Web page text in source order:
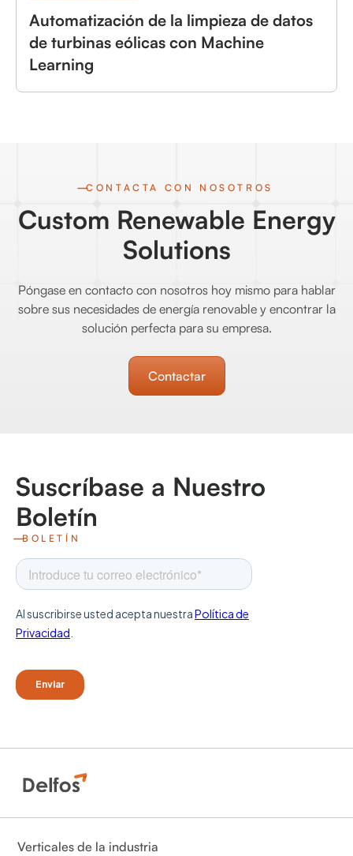
Automatización de la limpieza de datos
de turbinas eólicas con Machine
Learning
CONTACTA CON NOSOTROS
Custom Renewable Energy
Solutions
Póngase en contacto con nosotros hoy mismo para hablar
sobre sus necesidades de energía renovable y encontrar la
solución perfecta para su empresa.
Contactar
Suscríbase a Nuestro
Boletín
BOLETÍN
Verticales de la industria